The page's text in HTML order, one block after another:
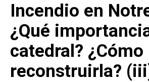
Incendio en
¿Qué
catedral? ¿Cómo
reconstruirla?